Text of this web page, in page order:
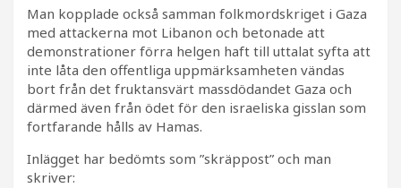
Man kopplade också samman folkmordskriget i Gaza
med attackerna mot Libanon och betonade att
demonstrationer förra helgen haft till uttalat syfta att
inte låta den offentliga uppmärksamheten vändas
bort från det fruktansvärt massdödandet Gaza och
därmed även från ödet för den israeliska gisslan som
fortfarande hålls av Hamas.
Inlägget har bedömts som ”skräppost” och man
skriver: